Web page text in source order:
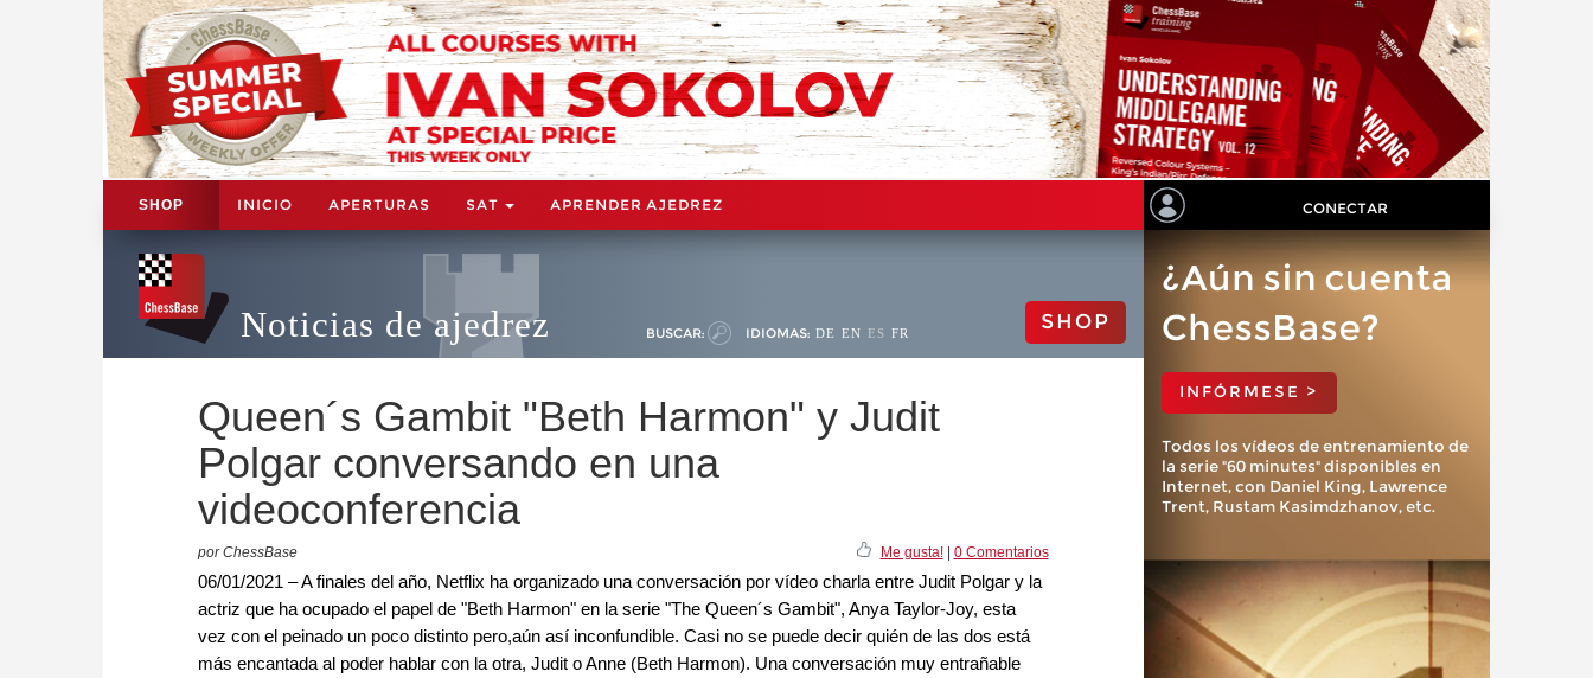
SHOP INICIO APERTURAS SAT APRENDER AJEDREZ CONECTAR
Noticias de ajedrez BUSCAR: IDIOMAS: DE EN ES FR SHOP
Queen´s Gambit "Beth Harmon" y Judit
Polgar conversando en una
videoconferencia
por ChessBase Me gusta!| 0 Comentarios
06/01/2021 – A finales del año, Netflix ha organizado una conversación por vídeo charla entre Judit Polgar y la
actriz que ha ocupado el papel de "Beth Harmon" en la serie "The Queen´s Gambit", Anya Taylor-Joy, esta
vez con el peinado un poco distinto pero,aún así inconfundible. Casi no se puede decir quién de las dos está
más encantada al poder hablar con la otra, Judit o Anne (Beth Harmon). Una conversación muy entrañable
¿Aún sin cuenta
ChessBase?
INFÓRMESE >
Todos los vídeos de entrenamiento de
la serie "60 minutes" disponibles en
Internet, con Daniel King, Lawrence
Trent, Rustam Kasimdzhanov, etc.